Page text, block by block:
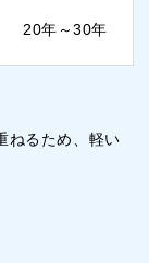
20年～30年
ねるため、軽い